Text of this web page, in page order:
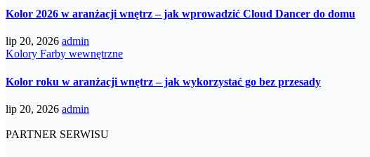
Kolor 2026 w aranżacji wnętrz – jak wprowadzić Cloud Dancer do domu
lip 20, 2026 admin
Kolory Farby wewnętrzne
Kolor roku w aranżacji wnętrz – jak wykorzystać go bez przesady
lip 20, 2026 admin
PARTNER SERWISU